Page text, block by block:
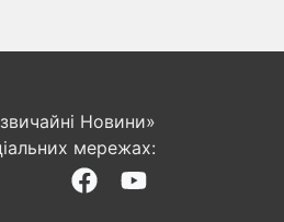
Новини»
мережах: